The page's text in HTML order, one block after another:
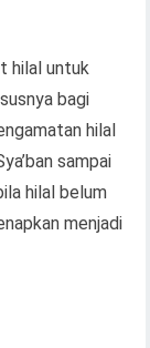
hilal untuk
bagi
hilal
sampai
hilal belum
menjadi